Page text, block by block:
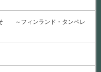
～フィンランド・タンペレ